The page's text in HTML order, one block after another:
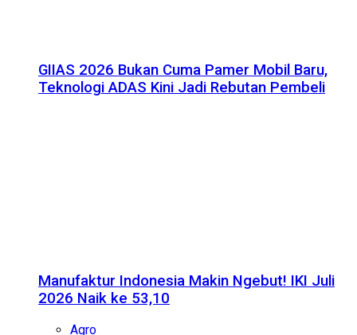
GIIAS 2026 Bukan Cuma Pamer Mobil Baru,
Teknologi ADAS Kini Jadi Rebutan Pembeli
Manufaktur Indonesia Makin Ngebut! IKI Juli
2026 Naik ke 53,10
Agro